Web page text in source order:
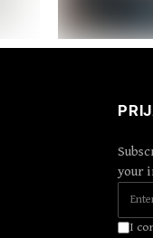
your
I